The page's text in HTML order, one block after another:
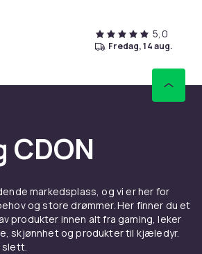
5,0
fredag, 14 aug.
CDON
markedsplass, og vi er her for
og store drømmer. Her finner du et
produkter innen alt fra gaming, leker
skjønnhet og produkter til kjæledyr.